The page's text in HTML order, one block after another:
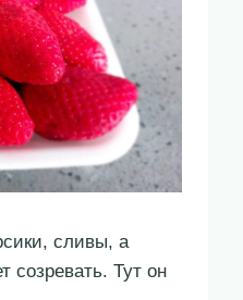
сливы, а
созревать. Тут он